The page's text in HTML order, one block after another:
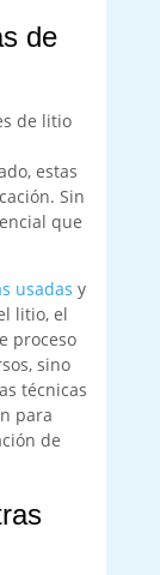
de
de litio
estas
Sin
que
usadas y
litio, el
proceso
sino
técnicas
para
de